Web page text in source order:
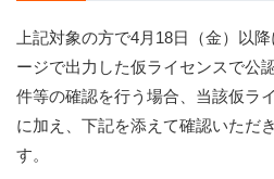
上記対象の方で4月18日（金）以
ージで出力した仮ライセンスで公
件等の確認を行う場合、当該仮ラ
に加え、下記を添えて確認いただ
す。